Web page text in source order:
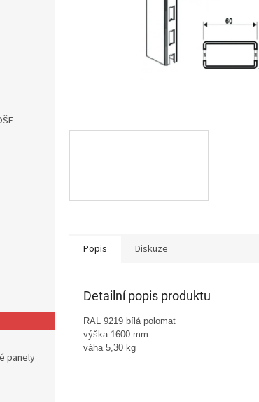
panely
Popis Diskuze
Detailní popis produktu
RAL 9219 bílá polomat
výška 1600 mm
váha 5,30 kg